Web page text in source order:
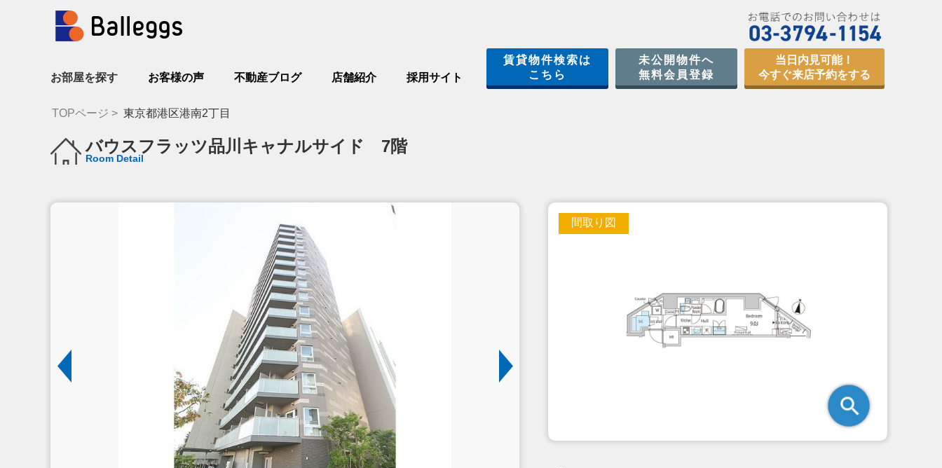
お部屋を探す お客様の声 不動産ブログ 店舗紹介 採用サイト
賃貸物件検索は
こちら
未公開物件へ
無料会員登録
当日内見可能！
今すぐ来店予約をする
TOPページ 東京都港区港南2丁目
バウスフラッツ品川キャナルサイド 7階
Room Detail
間取り図